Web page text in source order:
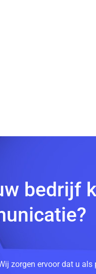
bedrijf
zorgen ervoor dat u